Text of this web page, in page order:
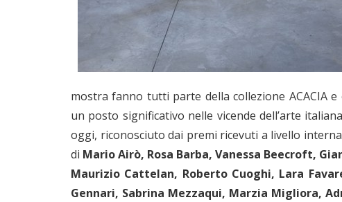
mostra fanno tutti parte della collezione ACACIA e
un posto significativo nelle vicende dell’arte
oggi, riconosciuto dai premi ricevuti a livello
di Mario Airò, Rosa Barba, Vanessa Beecroft,
Maurizio Cattelan, Roberto Cuoghi, Lara
Gennari, Sabrina Mezzaqui, Marzia Migliora,